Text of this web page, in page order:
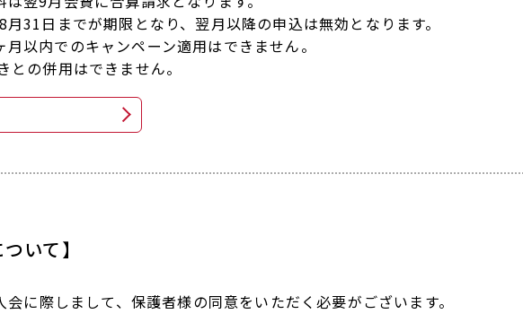
31日までが期限となり、翌月以降の申込は無効となります。
以内でのキャンペーン適用はできません。
の併用はできません。
いて】
に際しまして、保護者様の同意をいただく必要がございます。